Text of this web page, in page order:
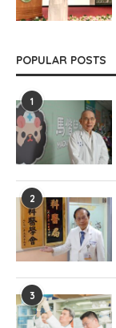
POPULAR POSTS
1
2
3